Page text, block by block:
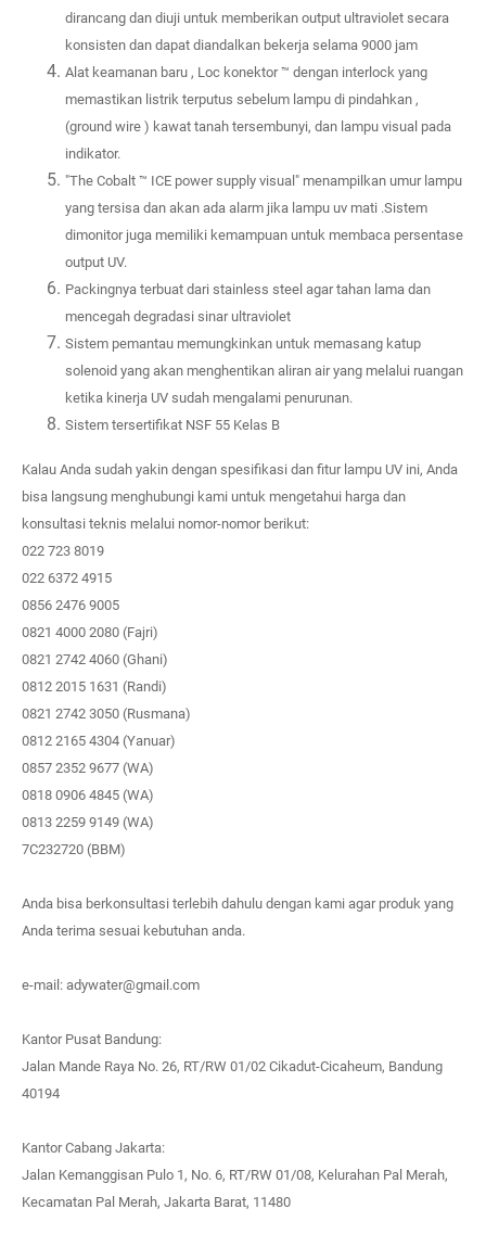
dirancang dan diuji untuk memberikan output ultraviolet secara
konsisten dan dapat diandalkan bekerja selama 9000 jam
Alat keamanan baru , Loc konektor ™ dengan interlock yang
memastikan listrik terputus sebelum lampu di pindahkan ,
(ground wire ) kawat tanah tersembunyi, dan lampu visual pada
indikator.
"The Cobalt ™ ICE power supply visual" menampilkan umur lampu
yang tersisa dan akan ada alarm jika lampu uv mati .Sistem
dimonitor juga memiliki kemampuan untuk membaca persentase
output UV.
Packingnya terbuat dari stainless steel agar tahan lama dan
mencegah degradasi sinar ultraviolet
Sistem pemantau memungkinkan untuk memasang katup
solenoid yang akan menghentikan aliran air yang melalui ruangan
ketika kinerja UV sudah mengalami penurunan.
Sistem tersertifikat NSF 55 Kelas B
Kalau Anda sudah yakin dengan spesifikasi dan fitur lampu UV ini, Anda
bisa langsung menghubungi kami untuk mengetahui harga dan
konsultasi teknis melalui nomor-nomor berikut:
022 723 8019
022 6372 4915
0856 2476 9005
0821 4000 2080 (Fajri)
0821 2742 4060 (Ghani)
0812 2015 1631 (Randi)
0821 2742 3050 (Rusmana)
0812 2165 4304 (Yanuar)
0857 2352 9677 (WA)
0818 0906 4845 (WA)
0813 2259 9149 (WA)
7C232720 (BBM)
Anda bisa berkonsultasi terlebih dahulu dengan kami agar produk yang
Anda terima sesuai kebutuhan anda.
e-mail: adywater@gmail.com
Kantor Pusat Bandung:
Jalan Mande Raya No. 26, RT/RW 01/02 Cikadut-Cicaheum, Bandung
40194
Kantor Cabang Jakarta:
Jalan Kemanggisan Pulo 1, No. 6, RT/RW 01/08, Kelurahan Pal Merah,
Kecamatan Pal Merah, Jakarta Barat, 11480